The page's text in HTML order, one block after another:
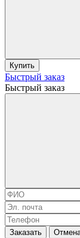
Купить
Быстрый заказ
Быстрый заказ
Заказать